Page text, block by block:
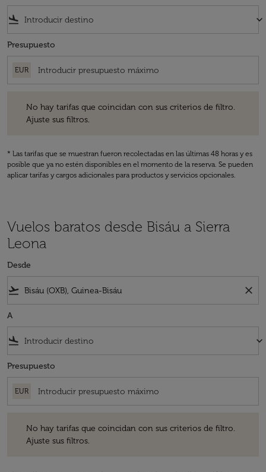
flight_land keyboard_arrow_down
Presupuesto
EUR
No hay tarifas que coincidan con sus criterios de filtro.
Ajuste sus filtros.
* Las tarifas que se muestran fueron recolectadas en las últimas 48 horas y es
posible que ya no estén disponibles en el momento de la reserva. Se pueden
aplicar tarifas y cargos adicionales para productos y servicios opcionales.
Vuelos baratos desde Bisáu a Sierra
Leona
Desde
flight_takeoff close
A
flight_land keyboard_arrow_down
Presupuesto
EUR
No hay tarifas que coincidan con sus criterios de filtro.
Ajuste sus filtros.